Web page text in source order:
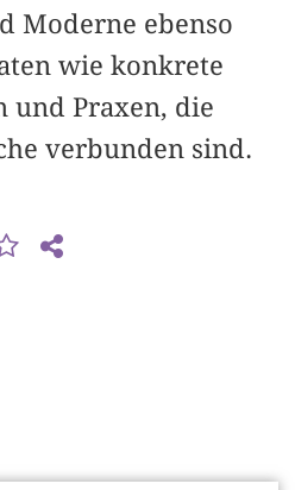
Moderne ebenso
wie konkrete
und Praxen, die
verbunden sind.